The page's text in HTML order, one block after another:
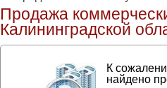
Продажа
Калининградской
К
найдено